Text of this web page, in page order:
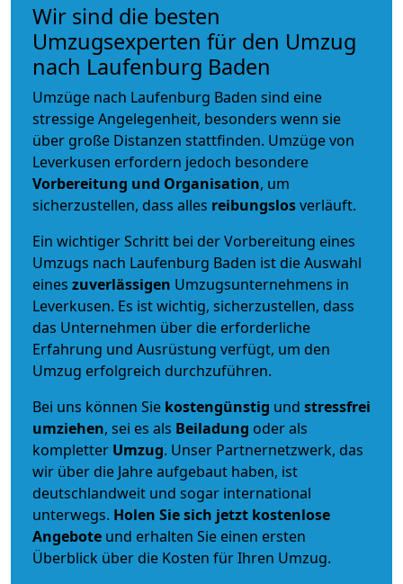
Wir sind die besten
Umzugsexperten für den Umzug
nach Laufenburg Baden
Umzüge nach Laufenburg Baden sind eine
stressige Angelegenheit, besonders wenn sie
über große Distanzen stattfinden. Umzüge von
Leverkusen erfordern jedoch besondere
Vorbereitung und Organisation, um
sicherzustellen, dass alles reibungslosverläuft.
Ein wichtiger Schritt bei der Vorbereitung eines
Umzugs nach Laufenburg Baden ist die Auswahl
eines zuverlässigen Umzugsunternehmens in
Leverkusen. Es ist wichtig, sicherzustellen, dass
das Unternehmen über die erforderliche
Erfahrung und Ausrüstung verfügt, um den
Umzug erfolgreich durchzuführen.
Bei uns können Sie kostengünstig und stressfrei
umziehen, sei es als Beiladung oder als
kompletter Umzug. Unser Partnernetzwerk, das
wir über die Jahre aufgebaut haben, ist
deutschlandweit und sogar international
unterwegs. Holen Sie sich jetzt kostenlose
Angebote und erhalten Sie einen ersten
Überblick über die Kosten für Ihren Umzug.